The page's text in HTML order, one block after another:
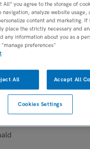
All” you agree to the storage of
navigation, analyze website usage,
content and marketing. If
place the strictly necessary and
any information about you as a
preferences"
All Accept All
Cookies Settings